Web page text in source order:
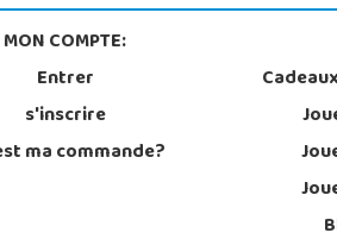
MON COMPTE:
Entrer
s'inscrire
ma commande?